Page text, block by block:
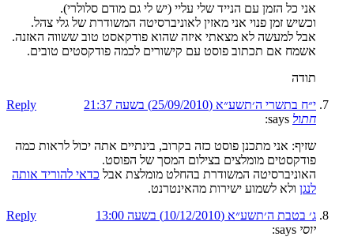
אני כל הזמן עם הנייד שלי עליי (יש לי גם מודם סלולרי).
וכשיש זמן פנוי אני מאזין לאוניברסיטה המשודרת של גלי צהל.
אבל למעשה לא מצאתי איזה שהוא פודקאסט טוב ששווה האזנה.
אשמח אם תכתוב פוסט עם קישורים לכמה פודקסטים טובים.
תודה
י״ח בתשרי ה׳תשע״א (25/09/2010) בשעה 21:37
Reply
חתול says:
שזיף: אני מתכנן פוסט כזה בקרוב, בינתיים אתה יכול לראות כמה
פודקסטים מומלצים בצילום המסך של הפוסט.
האוניברסיטה המשודרת בהחלט מומלצת אבל כדאי להוריד אותה
לנגן ולא לשמוע ישירות מהאינטרנט.
ג׳ בטבת ה׳תשע״א (10/12/2010) בשעה 13:00
Reply
יוסי says: